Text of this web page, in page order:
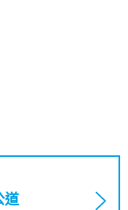
道